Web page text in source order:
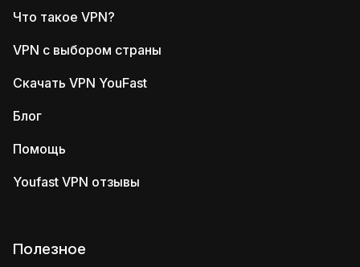
Что такое VPN?
VPN с выбором страны
Скачать VPN YouFast
Блог
Помощь
Youfast VPN отзывы
Полезное